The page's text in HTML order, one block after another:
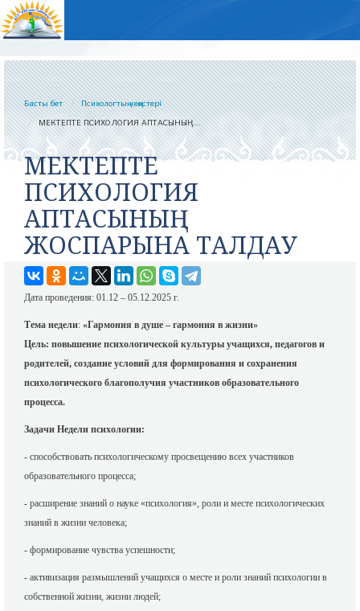
Басты бет
Психологтың кеңестері
МЕКТЕПТЕ ПСИХОЛОГИЯ АПТАСЫНЫҢ...
МЕКТЕПТЕ
ПСИХОЛОГИЯ
АПТАСЫНЫҢ
ЖОСПАРЫНА ТАЛДАУ
Дата проведения: 01.12 – 05.12.2025 г.
Тема недели: «Гармония в душе – гармония в жизни»
Цель: повышение психологической культуры учащихся, педагогов и
родителей, создание условий для формирования и сохранения
психологического благополучия участников образовательного
процесса.
Задачи Недели психологии:
- способствовать психологическому просвещению всех участников
образовательного процесса;
- расширение знаний о науке «психология», роли и месте психологических
знаний в жизни человека;
- формирование чувства успешности;
- активизация размышлений учащихся о месте и роли знаний психологии в
собственной жизни, жизни людей;